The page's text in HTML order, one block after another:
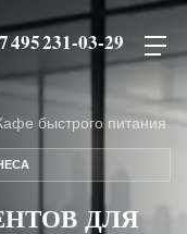
495 231-03-29
быстрого питания
ДЛЯ